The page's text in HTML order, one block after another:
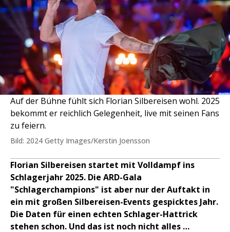
Auf der Bühne fühlt sich Florian Silbereisen wohl. 2025
bekommt er reichlich Gelegenheit, live mit seinen Fans
zu feiern.
Bild: 2024 Getty Images/Kerstin Joensson
Florian Silbereisen startet mit Volldampf ins
Schlagerjahr 2025. Die ARD-Gala
"Schlagerchampions" ist aber nur der Auftakt in
ein mit großen Silbereisen-Events gespicktes Jahr.
Die Daten für einen echten Schlager-Hattrick
stehen schon. Und das ist noch nicht alles …